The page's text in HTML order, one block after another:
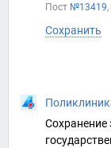
Пост №13419
Сохранить
Сохранение